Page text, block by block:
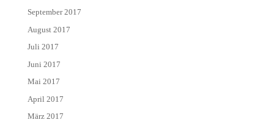
September 2017
August 2017
Juli 2017
Juni 2017
Mai 2017
April 2017
März 2017